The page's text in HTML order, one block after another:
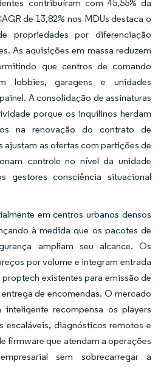
contribuíram com 45,55% da
de 13,82% nos MDUs destaca o
propriedades por diferenciação
As aquisições em massa reduzem
que centros de comando
lobbies, garagens e unidades
A consolidação de assinaturas
porque os inquilinos herdam
na renovação do contrato de
ajustam as ofertas com partições de
controle no nível da unidade
gestores consciência situacional
em centros urbanos densos
à medida que os pacotes de
ampliam seu alcance. Os
por volume e integram entrada
existentes para emissão de
de encomendas. O mercado
inteligente recompensa os players
escaláveis, diagnósticos remotos e
firmware que atendam a operações
sem sobrecarregar a